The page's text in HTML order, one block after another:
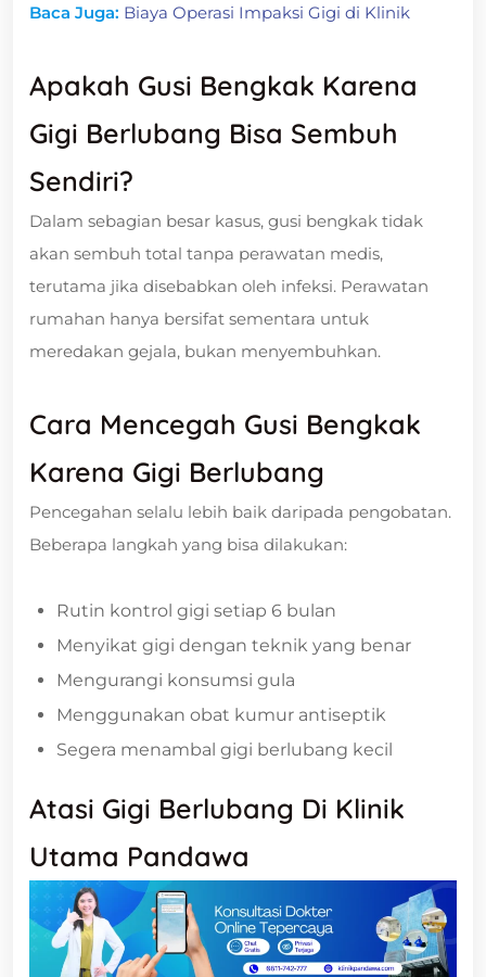
Baca Juga: Biaya Operasi Impaksi Gigi di Klinik
Apakah Gusi Bengkak Karena
Gigi Berlubang Bisa Sembuh
Sendiri?
Dalam sebagian besar kasus, gusi bengkak tidak
akan sembuh total tanpa perawatan medis,
terutama jika disebabkan oleh infeksi. Perawatan
rumahan hanya bersifat sementara untuk
meredakan gejala, bukan menyembuhkan.
Cara Mencegah Gusi Bengkak
Karena Gigi Berlubang
Pencegahan selalu lebih baik daripada pengobatan.
Beberapa langkah yang bisa dilakukan:
Rutin kontrol gigi setiap 6 bulan
Menyikat gigi dengan teknik yang benar
Mengurangi konsumsi gula
Menggunakan obat kumur antiseptik
Segera menambal gigi berlubang kecil
Atasi Gigi Berlubang Di Klinik
Utama Pandawa